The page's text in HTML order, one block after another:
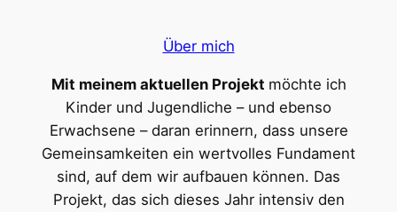
Über mich
Mit meinem aktuellen Projekt möchte ich
Kinder und Jugendliche – und ebenso
Erwachsene – daran erinnern, dass unsere
Gemeinsamkeiten ein wertvolles Fundament
sind, auf dem wir aufbauen können. Das
Projekt, das sich dieses Jahr intensiv den